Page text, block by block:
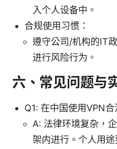
入个人设备中。
合规使用习惯：
遵守公司/机构的IT
进行风险行为。
六、常见问题与
Q1: 在中国使用VPN合
A: 法律环境复杂，
架内进行。个人用